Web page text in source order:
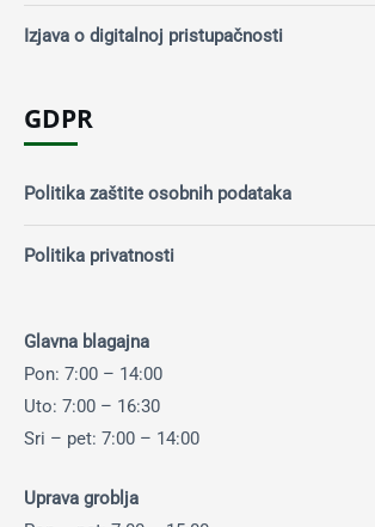
Izjava o digitalnoj pristupačnosti
GDPR
Politika zaštite osobnih podataka
Politika privatnosti
Glavna blagajna
Pon: 7:00 – 14:00
Uto: 7:00 – 16:30
Sri – pet: 7:00 – 14:00
Uprava groblja